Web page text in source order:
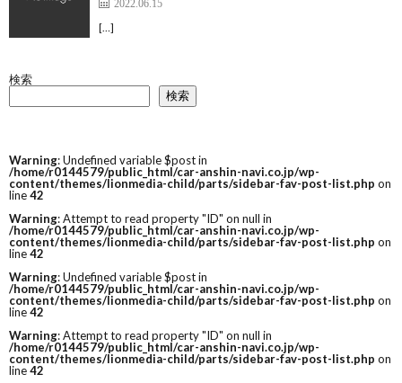
2022.06.15
[…]
検索
検索
Warning: Undefined variable $post in
/home/r0144579/public_html/car-anshin-navi.co.jp/wp-
content/themes/lionmedia-child/parts/sidebar-fav-post-list.php on
line42
Warning: Attempt to read property "ID" on null in
/home/r0144579/public_html/car-anshin-navi.co.jp/wp-
content/themes/lionmedia-child/parts/sidebar-fav-post-list.php on
line42
Warning: Undefined variable $post in
/home/r0144579/public_html/car-anshin-navi.co.jp/wp-
content/themes/lionmedia-child/parts/sidebar-fav-post-list.php on
line42
Warning: Attempt to read property "ID" on null in
/home/r0144579/public_html/car-anshin-navi.co.jp/wp-
content/themes/lionmedia-child/parts/sidebar-fav-post-list.php on
line42